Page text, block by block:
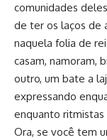
comunidades
de ter os laços de
naquela folia de
casam, namoram,
outro, um bate a
expressando
enquanto ritmistas
Ora, se você tem